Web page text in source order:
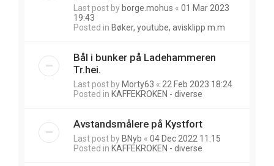
Last post by borge.mohus « 01 Mar 2023
19:43
Posted in Bøker, youtube, avisklipp m.m
Bål i bunker på Ladehammeren
Tr.hei.
Last post by Morty63 « 22 Feb 2023 18:24
Posted in KAFFEKROKEN - diverse
Avstandsmålere på Kystfort
Last post by BNyb « 04 Dec 2022 11:15
Posted in KAFFEKROKEN - diverse